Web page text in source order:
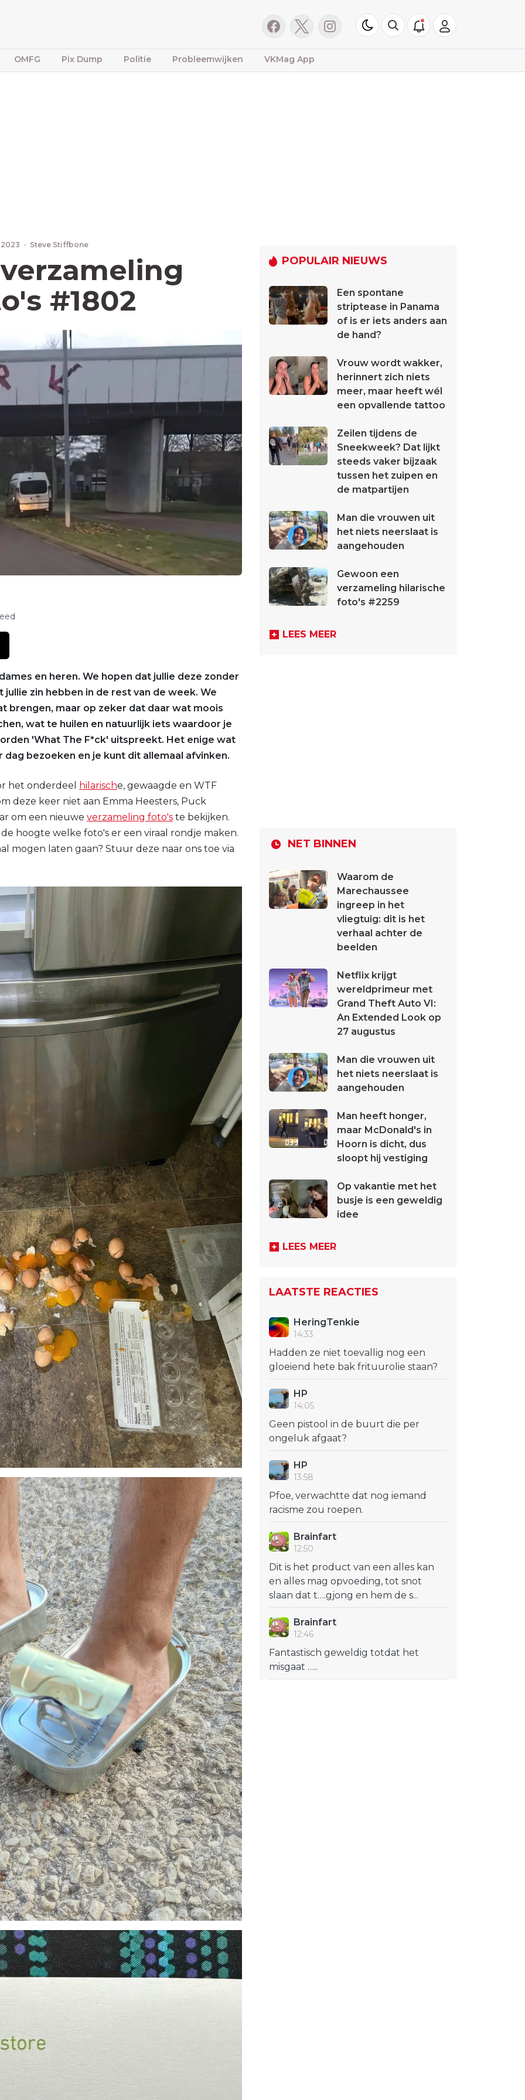
OMFG Pix Dump Politie Probleemwijken VKMag App
· Steve Stiffbone
#1802
en heren. We hopen dat jullie deze zonder
zin hebben in de rest van de week. We
brengen, maar op zeker dat daar wat moois
wat te huilen en natuurlijk iets waardoor je
'What The F*ck' uitspreekt. Het enige wat
bezoeken en je kunt dit allemaal afvinken.
het onderdeel hilarische, gewaagde en WTF
deze keer niet aan Emma Heesters, Puck
om een nieuwe verzameling foto's te bekijken.
hoogte welke foto's er een viraal rondje maken.
mogen laten gaan? Stuur deze naar ons toe via
POPULAIR NIEUWS
Een spontane
striptease in Panama
of is er iets anders aan
de hand?
Vrouw wordt wakker,
herinnert zich niets
meer, maar heeft wél
een opvallende tattoo
Zeilen tijdens de
Sneekweek? Dat lijkt
steeds vaker bijzaak
tussen het zuipen en
de matpartijen
Man die vrouwen uit
het niets neerslaat is
aangehouden
Gewoon een
verzameling hilarische
foto's #2259
LEES MEER
NET BINNEN
Waarom de
Marechaussee
ingreep in het
vliegtuig: dit is het
verhaal achter de
beelden
Netflix krijgt
wereldprimeur met
Grand Theft Auto VI:
An Extended Look op
27 augustus
Man die vrouwen uit
het niets neerslaat is
aangehouden
Man heeft honger,
maar McDonald's in
Hoorn is dicht, dus
sloopt hij vestiging
Op vakantie met het
busje is een geweldig
idee
LEES MEER
LAATSTE REACTIES
HeringTenkie
14:33
Hadden ze niet toevallig nog een
gloeiend hete bak frituurolie staan?
HP
14:05
Geen pistool in de buurt die per
ongeluk afgaat?
HP
13:58
Pfoe, verwachtte dat nog iemand
racisme zou roepen.
Brainfart
12:50
Dit is het product van een alles kan
en alles mag opvoeding, tot snot
slaan dat t….gjong en hem de s...
Brainfart
12:46
Fantastisch geweldig totdat het
misgaat …..